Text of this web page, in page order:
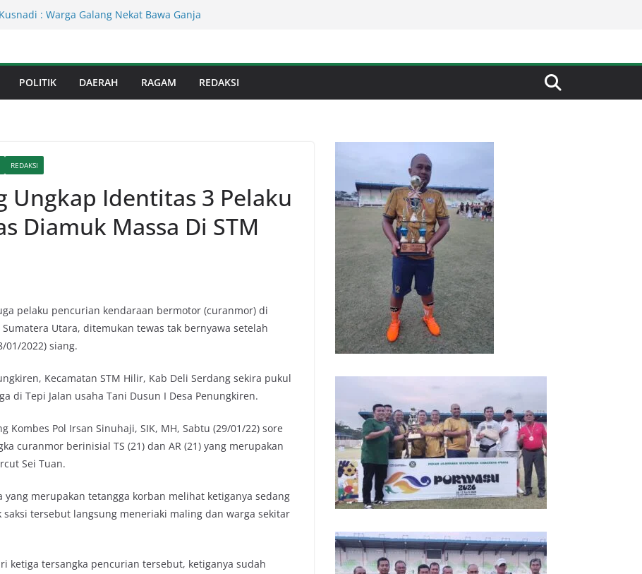
Profesional Tanpa Praktik Transaksiona
Infrastruktur Kota Medan, Dinas
Sinergi dengan Kecamatan
POLITIK DAERAH RAGAM REDAKSI
REDAKSI
Ungkap Identitas 3 Pelaku
Diamuk Massa Di STM
pelaku pencurian kendaraan bermotor (curanmor) di
Utara, ditemukan tewas tak bernyawa setelah
01/2022) siang.
Kecamatan STM Hilir, Kab Deli Serdang sekira pukul
di Tepi Jalan usaha Tani Dusun I Desa Penungkiren.
Kombes Pol Irsan Sinuhaji, SIK, MH, Sabtu (29/01/22) sore
curanmor berinisial TS (21) dan AR (21) yang merupakan
Sei Tuan.
merupakan tetangga korban melihat ketiganya sedang
tersebut langsung meneriaki maling dan warga sekitar
ketiga tersangka pencurian tersebut, ketiganya sudah